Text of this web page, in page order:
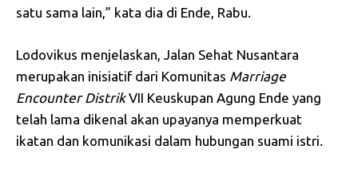
satu sama lain,” kata dia di Ende, Rabu.
Lodovikus menjelaskan, Jalan Sehat Nusantara
merupakan inisiatif dari Komunitas Marriage
Encounter DistrikVII Keuskupan Agung Ende yang
telah lama dikenal akan upayanya memperkuat
ikatan dan komunikasi dalam hubungan suami istri.